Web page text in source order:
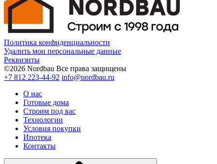
Политика конфиденциальности
Удалить мои персональные данные
Реквизиты
©2026 Nordbau Все права защищены
+7 812 223-44-92 info@nordbau.ru
О нас
Готовые дома
Строим под вас
Технологии
Условия покупки
Ипотека
Контакты